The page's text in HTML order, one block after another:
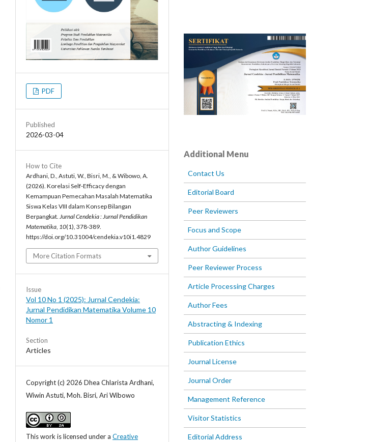
PDF
Published
2026-03-04
How to Cite
Ardhani, D., Astuti, W., Bisri, M., & Wibowo, A.
(2026). Korelasi Self-Efficacy dengan
Kemampuan Pemecahan Masalah Matematika
Siswa Kelas VIII dalam Konsep Bilangan
Berpangkat. Jurnal Cendekia : Jurnal Pendidikan
Matematika, 10(1), 378-389.
https://doi.org/10.31004/cendekia.v10i1.4829
More Citation Formats
Issue
Vol 10 No 1 (2025): Jurnal Cendekia:
Jurnal Pendidikan Matematika Volume 10
Nomor 1
Section
Articles
Copyright (c) 2026 Dhea Chlarista Ardhani,
Wiwin Astuti, Moh. Bisri, Ari Wibowo
This work is licensed under a Creative
Additional Menu
Contact Us
Editorial Board
Peer Reviewers
Focus and Scope
Author Guidelines
Peer Reviewer Process
Article Processing Charges
Author Fees
Abstracting & Indexing
Publication Ethics
Journal License
Journal Order
Management Reference
Visitor Statistics
Editorial Address